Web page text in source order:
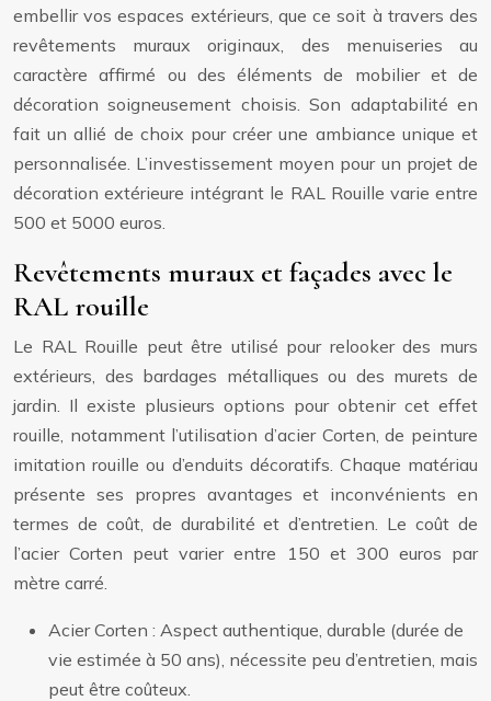
embellir vos espaces extérieurs, que ce soit à travers des
revêtements muraux originaux, des menuiseries au
caractère affirmé ou des éléments de mobilier et de
décoration soigneusement choisis. Son adaptabilité en
fait un allié de choix pour créer une ambiance unique et
personnalisée. L’investissement moyen pour un projet de
décoration extérieure intégrant le RAL Rouille varie entre
500 et 5000 euros.
Revêtements muraux et façades avec le
RAL rouille
Le RAL Rouille peut être utilisé pour relooker des murs
extérieurs, des bardages métalliques ou des murets de
jardin. Il existe plusieurs options pour obtenir cet effet
rouille, notamment l’utilisation d’acier Corten, de peinture
imitation rouille ou d’enduits décoratifs. Chaque matériau
présente ses propres avantages et inconvénients en
termes de coût, de durabilité et d’entretien. Le coût de
l’acier Corten peut varier entre 150 et 300 euros par
mètre carré.
Acier Corten : Aspect authentique, durable (durée de
vie estimée à 50 ans), nécessite peu d’entretien, mais
peut être coûteux.